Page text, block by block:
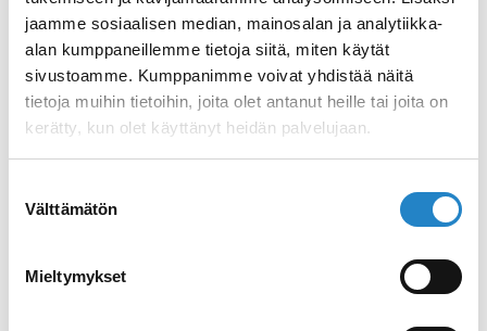
jaamme sosiaalisen median, mainosalan ja analytiikka-
alan kumppaneillemme tietoja siitä, miten käytät
sivustoamme. Kumppanimme voivat yhdistää näitä
tietoja muihin tietoihin, joita olet antanut heille tai joita on
kerätty, kun olet käyttänyt heidän palvelujaan.
valinta
Välttämätön
Mieltymykset